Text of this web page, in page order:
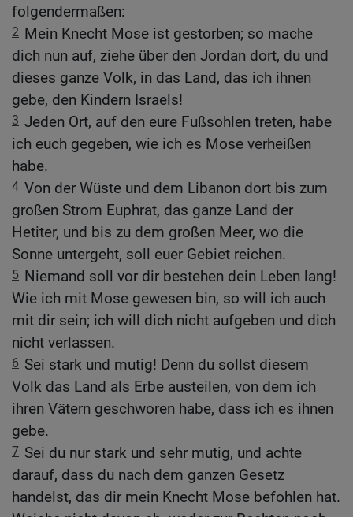
folgendermaßen:
2 Mein Knecht Mose ist gestorben; so mache
dich nun auf, ziehe über den Jordan dort, du und
dieses ganze Volk, in das Land, das ich ihnen
gebe, den Kindern Israels!
3 Jeden Ort, auf den eure Fußsohlen treten, habe
ich euch gegeben, wie ich es Mose verheißen
habe.
4 Von der Wüste und dem Libanon dort bis zum
großen Strom Euphrat, das ganze Land der
Hetiter, und bis zu dem großen Meer, wo die
Sonne untergeht, soll euer Gebiet reichen.
5 Niemand soll vor dir bestehen dein Leben lang!
Wie ich mit Mose gewesen bin, so will ich auch
mit dir sein; ich will dich nicht aufgeben und dich
nicht verlassen.
6 Sei stark und mutig! Denn du sollst diesem
Volk das Land als Erbe austeilen, von dem ich
ihren Vätern geschworen habe, dass ich es ihnen
gebe.
7 Sei du nur stark und sehr mutig, und achte
darauf, dass du nach dem ganzen Gesetz
handelst, das dir mein Knecht Mose befohlen hat.